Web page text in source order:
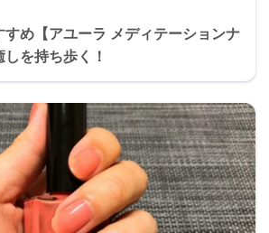
すめ【アユーラ メディテーションナ
を持ち歩く！